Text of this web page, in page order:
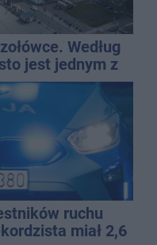
Według
jest jednym z
upały
ruchu
miał 2,6